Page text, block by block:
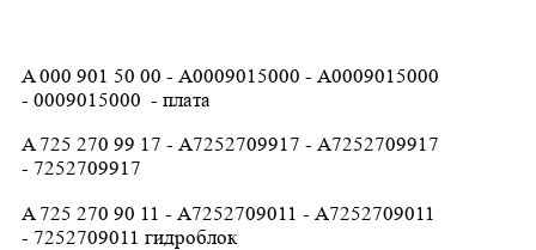
A 000 901 50 00 - А0009015000 - A0009015000
- 0009015000 - плата
A 725 270 99 17 - А7252709917 - A7252709917
- 7252709917
A 725 270 90 11 - А7252709011 - A7252709011
- 7252709011 гидроблок